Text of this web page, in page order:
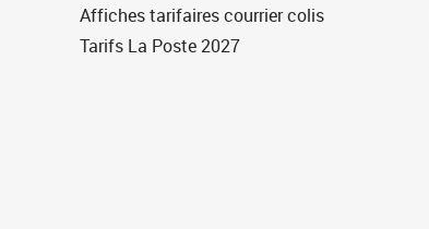
Affiches tarifaires courrier colis
Tarifs La Poste 2027